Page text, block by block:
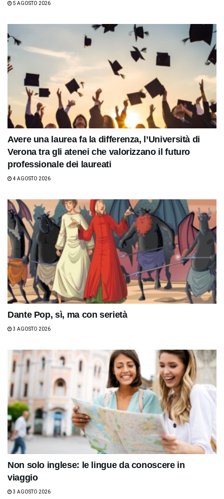
5 AGOSTO 2026
Avere una laurea fa la differenza, l’Università di
Verona tra gli atenei che valorizzano il futuro
professionale dei laureati
4 AGOSTO 2026
Dante Pop, sì, ma con serietà
3 AGOSTO 2026
Non solo inglese: le lingue da conoscere in
viaggio
3 AGOSTO 2026